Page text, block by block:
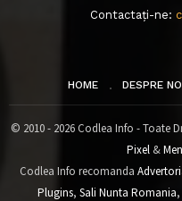
Contactați-ne:
HOME DESPRE
© 2010 - 2026 Codlea Info - Toate
Pixel&
Codlea Info recomanda
Plugins, Sali Nunta Romania,